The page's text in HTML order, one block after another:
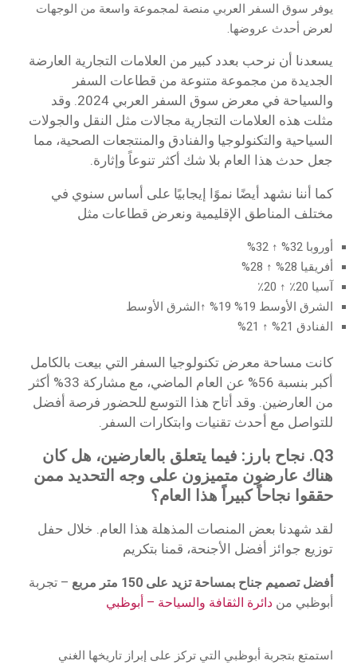
يوفر سوق السفر العربي منصة لمجموعة واسعة من الوجهات
لعرض أحدث عروضها.
يسعدنا أن نرحب بعدد كبير من العلامات التجارية العارضة
الجديدة من مجموعة متنوعة من قطاعات السفر
والسياحة في معرض سوق السفر العربي 2024. وقد
مثلت هذه العلامات التجارية مجالات مثل النقل والجولات
السياحية والتكنولوجيا والفنادق والمنتجعات الصحية، مما
جعل حدث هذا العام بلا شك أكثر تنوعاً وإثارة.
كما أننا نشهد أيضًا نموًا إيجابيًا على أساس سنوي في
مختلف المناطق الإقليمية ونعرض قطاعات مثل
أوروبا 32% ↑ 32%
أفريقيا 28% ↑ 28%
آسيا 20٪ ↑ 20٪
الشرق الأوسط 19% 19% ↑الشرق الأوسط
الفنادق 21% ↑ 21%
كانت مساحة معرض تكنولوجيا السفر التي بيعت بالكامل
أكبر بنسبة 56% عن العام الماضي، مع مشاركة 33% أكثر
من العارضين. وقد أتاح هذا التوسع للحضور فرصة أفضل
للتواصل مع أحدث تقنيات وابتكارات السفر.
Q3. نجاح بارز: فيما يتعلق بالعارضين، هل كان
هناك عارضون متميزون على وجه التحديد ممن
حققوا نجاحاً كبيراً هذا العام؟
لقد شهدنا بعض المنصات المذهلة هذا العام. خلال حفل
توزيع جوائز أفضل الأجنحة، قمنا بتكريم
أفضل تصميم جناح بمساحة تزيد على 150 متر مربع
– تجربة
أبوظبي من دائرة الثقافة والسياحة – أبوظبي
استمتع بتجربة أبوظبي التي تركز على إبراز تاريخها الغني